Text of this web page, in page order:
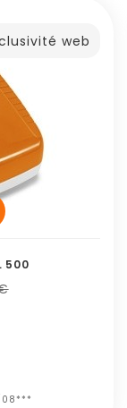
web
500